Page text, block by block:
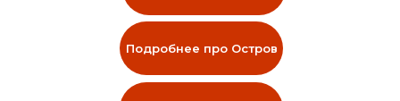
Подробнее про Остров